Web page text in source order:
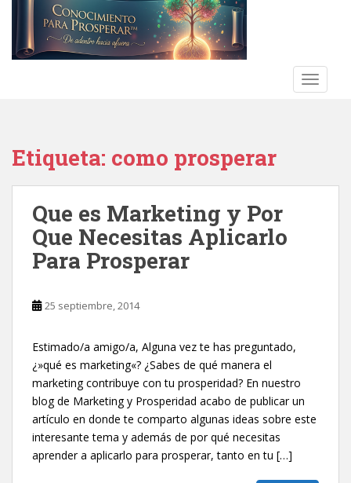
Etiqueta: como prosperar
Que es Marketing y Por
Que Necesitas Aplicarlo
Para Prosperar
25 septiembre, 2014
Estimado/a amigo/a, Alguna vez te has preguntado,
¿»qué es marketing«? ¿Sabes de qué manera el
marketing contribuye con tu prosperidad? En nuestro
blog de Marketing y Prosperidad acabo de publicar un
artículo en donde te comparto algunas ideas sobre este
interesante tema y además de por qué necesitas
aprender a aplicarlo para prosperar, tanto en tu […]